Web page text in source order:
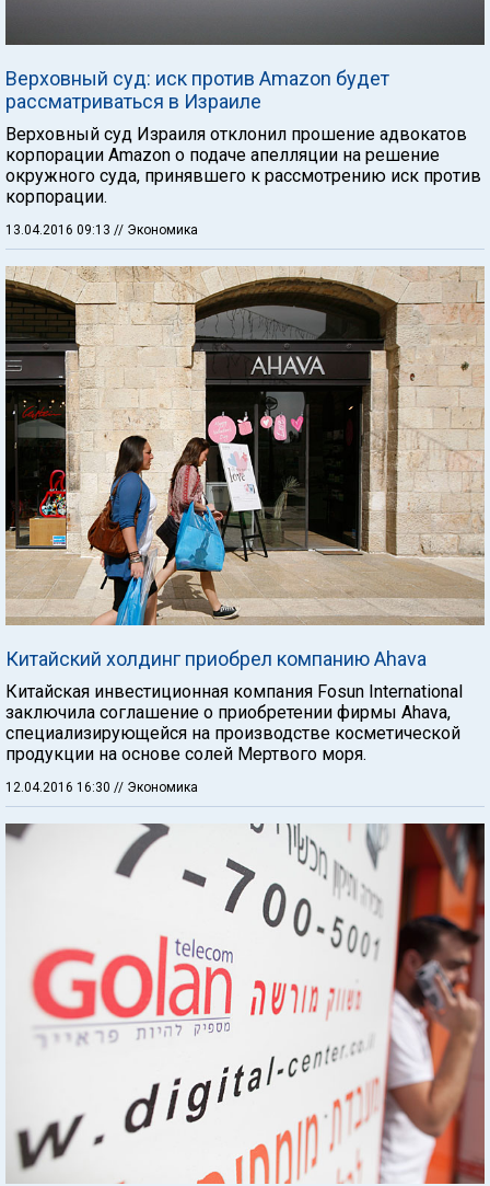
Верховный суд: иск против Amazon будет
рассматриваться в Израиле
Верховный суд Израиля отклонил прошение адвокатов
корпорации Amazon о подаче апелляции на решение
окружного суда, принявшего к рассмотрению иск против
корпорации.
13.04.2016 09:13 // Экономика
Китайский холдинг приобрел компанию Ahava
Китайская инвестиционная компания Fosun International
заключила соглашение о приобретении фирмы Ahava,
специализирующейся на производстве косметической
продукции на основе солей Мертвого моря.
12.04.2016 16:30 // Экономика